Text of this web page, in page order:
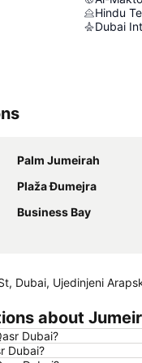
Hindu
Dubai
Palm Jumeirah
Plaža Đumejra
Business Bay
Dubai, Ujedinjeni
about
Dubai?
Dubai?